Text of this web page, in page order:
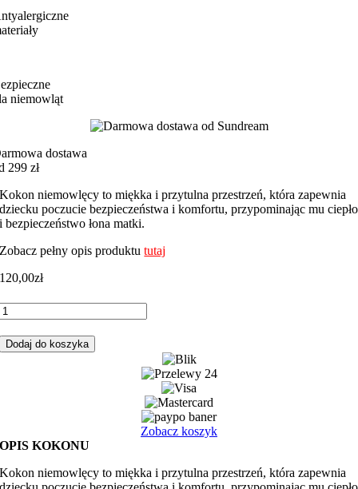
niemowląt
dostawa
299 zł
Kokon niemowlęcy to miękka i przytulna przestrzeń, która zapewnia
dziecku poczucie bezpieczeństwa i komfortu, przypominając mu ciepło
i bezpieczeństwo łona matki.
Zobacz pełny opis produktututaj
120,00zł
Dodaj do koszyka
Zobacz koszyk
OPIS KOKONU
Kokon niemowlęcy to miękka i przytulna przestrzeń, która zapewnia